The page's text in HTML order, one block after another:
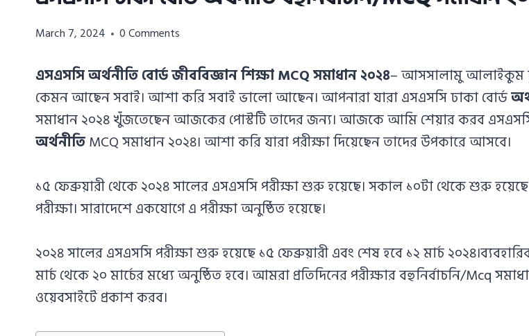
Azizul
Azizul
Haque
March 7, 2024 0 Comments
এসএসসি অর্থনীতি বোর্ড জীববিজ্ঞান শিক্ষা MCQ সমাধান ২০২৪– আসসালামু আলাইকুম
কেমন আছেন সবাই। আশা করি সবাই ভালো আছেন। আপনারা যারা এসএসসি ঢাকা বোর্ড
সমাধান ২০২৪ খুঁজতেছেন আজকের পোস্টটি তাদের জন্য। আজকে আমি শেয়ার করব
অর্থনীতিMCQ সমাধান ২০২৪। আশা করি যারা পরীক্ষা দিয়েছেন তাদের উপকারে আসবে।
১৫ ফেব্রুয়ারী থেকে ২০২৪ সালের এসএসসি পরীক্ষা শুরু হয়েছে। সকাল ১০টা থেকে শুরু
পরীক্ষা। সারাদেশে একযোগে এ পরীক্ষা অনুষ্ঠিত হয়েছে।
২০২৪ সালের এসএসসি পরীক্ষা শুরু হয়েছে ১৫ ফেব্রুয়ারী এবং শেষ হবে ১২ মার্চ
মার্চ থেকে ২০ মার্চের মধ্যে অনুষ্ঠিত হবে। আমরা প্রতিদিনের পরীক্ষার বহুনির্বাচনি/Mcq
ওয়েবসাইটে প্রকাশ করব।